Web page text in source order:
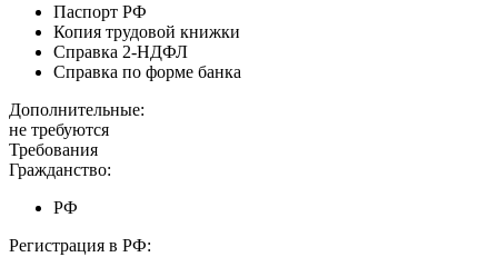
Паспорт РФ
Копия трудовой книжки
Справка 2-НДФЛ
Справка по форме банка
Дополнительные:
не требуются
Требования
Гражданство:
РФ
Регистрация в РФ: